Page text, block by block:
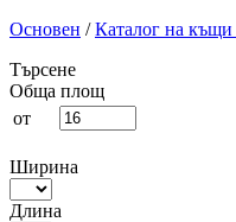
Основен / Каталог на къщи
Търсене
Обща площ
от
Ширина
Длина